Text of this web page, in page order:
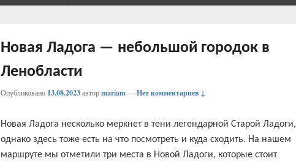
Новая Ладога — небольшой городок в
Ленобласти
Опубликовано 13.08.2023авторmariam—Нет комментариев ↓
Новая Ладога несколько меркнет в тени легендарной Старой Ладоги,
однако здесь тоже есть на что посмотреть и куда сходить. На нашем
маршруте мы отметили три места в Новой Ладоги, которые стоит